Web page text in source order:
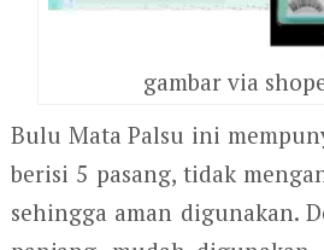
gambar via
Bulu Mata Palsu ini
berisi 5 pasang, tidak
sehingga aman digunakan.